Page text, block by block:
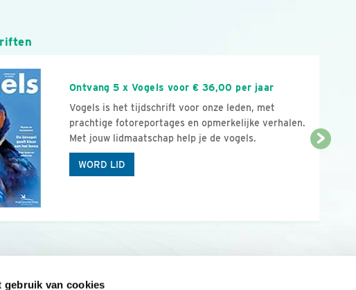
gebruik van cookies
Ontvang 5 x Vogels voor € 36,00 per jaar
Vogels is het tijdschrift voor onze leden, met
prachtige fotoreportages en opmerkelijke verhalen.
Met jouw lidmaatschap help je de vogels.
WORD LID